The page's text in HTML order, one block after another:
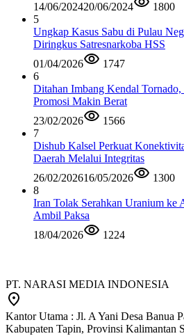
14/06/202420/06/2024
1800
5
Ungkap Kasus Sabu di Pulau
Diringkus Satresnarkoba HSS
01/04/2026
1747
6
Ditahan Imbang Kendal Tornado,
Promosi Makin Berat
23/02/2026
1566
7
Dishub Kalsel Perkuat
Daerah Melalui Integritas
26/02/202616/05/2026
1300
8
Iran Tolak Serahkan Uranium ke
Ambil Paksa
18/04/2026
1224
PT. NARASI MEDIA INDONESIA
Kantor Utama : Jl. A Yani Desa Banua
Kabupaten Tapin, Provinsi Kalimantan